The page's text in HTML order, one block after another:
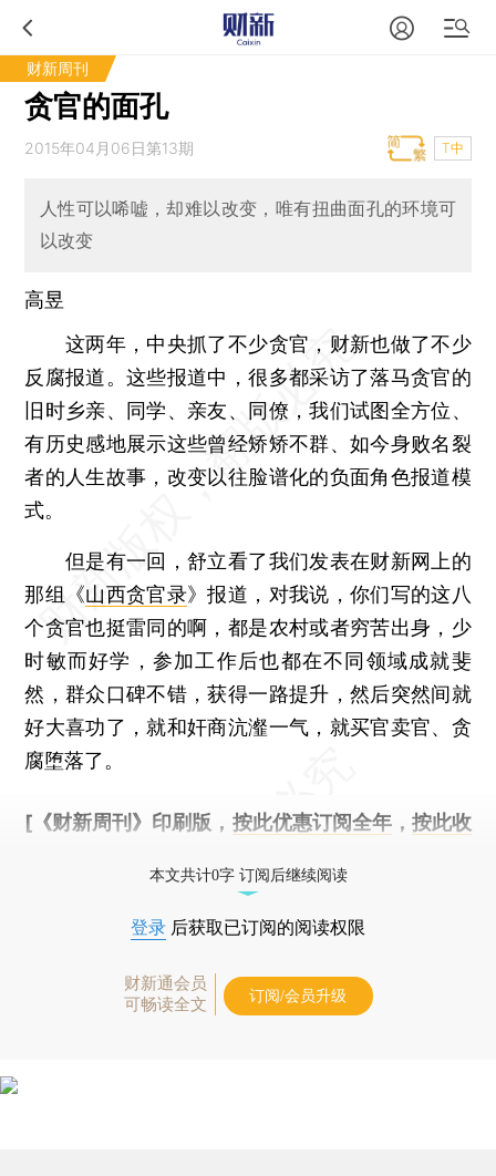
财新周刊
贪官的面孔
2015年04月06日第13期 T中
人性可以唏嘘，却难以改变，唯有扭曲面孔的环境可
以改变
高昱
这两年，中央抓了不少贪官，财新也做了不少
反腐报道。这些报道中，很多都采访了落马贪官的
旧时乡亲、同学、亲友、同僚，我们试图全方位、
有历史感地展示这些曾经矫矫不群、如今身败名裂
者的人生故事，改变以往脸谱化的负面角色报道模
式。
但是有一回，舒立看了我们发表在财新网上的
那组《山西贪官录》报道，对我说，你们写的这八
个贪官也挺雷同的啊，都是农村或者穷苦出身，少
时敏而好学，参加工作后也都在不同领域成就斐
然，群众口碑不错，获得一路提升，然后突然间就
好大喜功了，就和奸商沆瀣一气，就买官卖官、贪
腐堕落了。
[《财新周刊》印刷版， 按此优惠订阅全年， 按此收
本文共计0字 订阅后继续阅读
登录 后获取已订阅的阅读权限
财新通会员
可畅读全文
订阅/会员升级